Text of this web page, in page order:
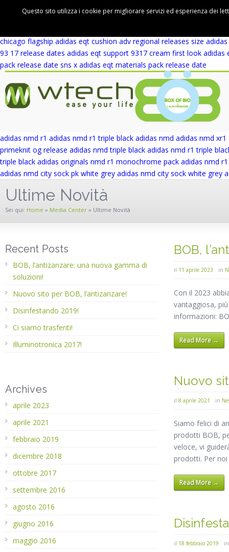
adidas eqt support 93 winter wool release date
adidas eqt support
cushion adv first look
adidas eqt cushion adv blue europe
chicago flagship adidas eqt cushion adv regional releases size
93 17 release dates adidas eqt support 9317 cream first look adidas
pack release date sns x adidas eqt materials pack release date
adidas nmd r1 adidas nmd r1 triple black adidas nmd adidas nmd xr1
primeknit og release adidas nmd triple black adidas nmd r1 triple
triple black adidas originals nmd r1 monochrome pack adidas nmd
adidas nmd city sock pk white grey adidas nmd city sock white grey
Ultime Novità
Sei qui: Home » Media Center » Ultime Novità
BOB,
il 11 aprile 2023 in
Con il 2023
vantaggiosa,
informazioni:
Read More →
Nuovo
il 8 aprile 2021 in
Siamo felici di
prodotti BOB,
veloce, vi
prodotti. Per
Read More →
il 18 febbraio 2019
Recent Posts
BOB, l’antizanzare: una nuova gamma di
soluzioni!
Nuovo sito per BOB, l’antizanzare!
Disinfestando 2019!
Ci siamo trasferiti!
Illuminotronica 2017!
Archives
aprile 2023
aprile 2021
febbraio 2019
dicembre 2018
ottobre 2017
settembre 2016
agosto 2016
giugno 2016
maggio 2016
Questo sito utilizza i cookie per migliorare servizi ed esperienza dei